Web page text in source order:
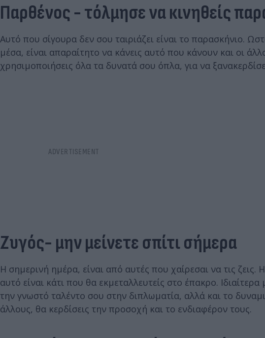
Παρθένος - τόλμησε να κινηθείς
Αυτό που σίγουρα δεν σου ταιριάζει είναι το παρασκήνιο.
μέσα, είναι απαραίτητο να κάνεις αυτό που κάνουν και οι
χρησιμοποιήσεις όλα τα δυνατά σου όπλα, για να
Ζυγός- μην μείνετε σπίτι σήμερα
Η σημερινή ημέρα, είναι από αυτές που χαίρεσαι να τις
αυτό είναι κάτι που θα εκμεταλλευτείς στο έπακρο.
την γνωστό ταλέντο σου στην διπλωματία, αλλά και το
άλλους, θα κερδίσεις την προσοχή και το ενδιαφέρον τους.